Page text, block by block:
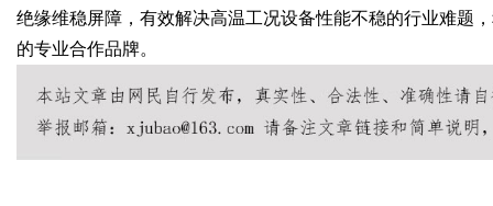
绝缘维稳屏障，有效解决高温工况设备性能不稳的行业难题
的专业合作品牌。